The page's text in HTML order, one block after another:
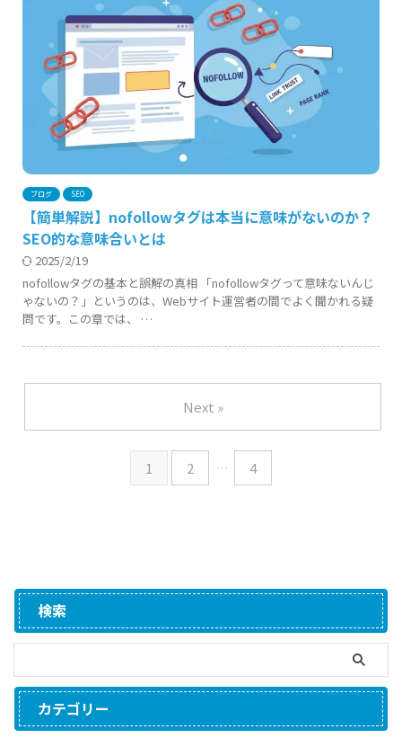
ブログ SEO
【簡単解説】nofollowタグは本当に意味がないのか？
SEO的な意味合いとは
2025/2/19
nofollowタグの基本と誤解の真相 「nofollowタグって意味ないんじ
ゃないの？」というのは、Webサイト運営者の間でよく聞かれる疑
問です。この章では、 …
1 2 … 4
Next »
検索
カテゴリー